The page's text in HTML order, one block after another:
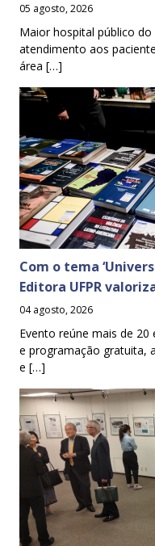
05 agosto, 2026
Maior hospital público
atendimento aos
área […]
Com o tema
Editora UFPR
04 agosto, 2026
Evento reúne mais de
e programação gratuita,
e […]